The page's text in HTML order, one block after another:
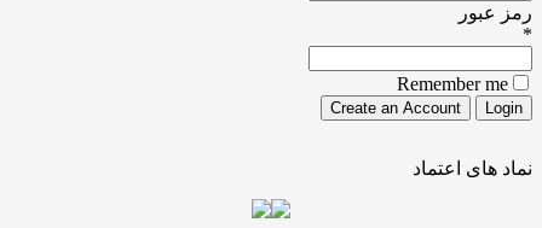
رمز عبور
*
Remember me
نماد های اعتماد